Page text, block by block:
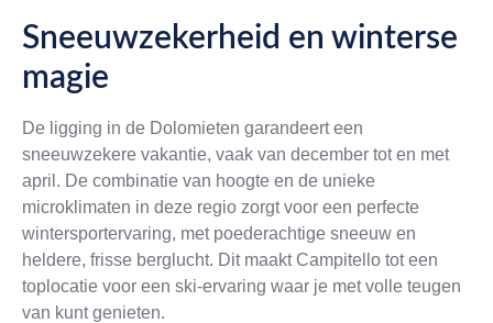
Sneeuwzekerheid en winterse
magie
De ligging in de Dolomieten garandeert een
sneeuwzekere vakantie, vaak van december tot en met
april. De combinatie van hoogte en de unieke
microklimaten in deze regio zorgt voor een perfecte
wintersportervaring, met poederachtige sneeuw en
heldere, frisse berglucht. Dit maakt Campitello tot een
toplocatie voor een ski-ervaring waar je met volle teugen
van kunt genieten.